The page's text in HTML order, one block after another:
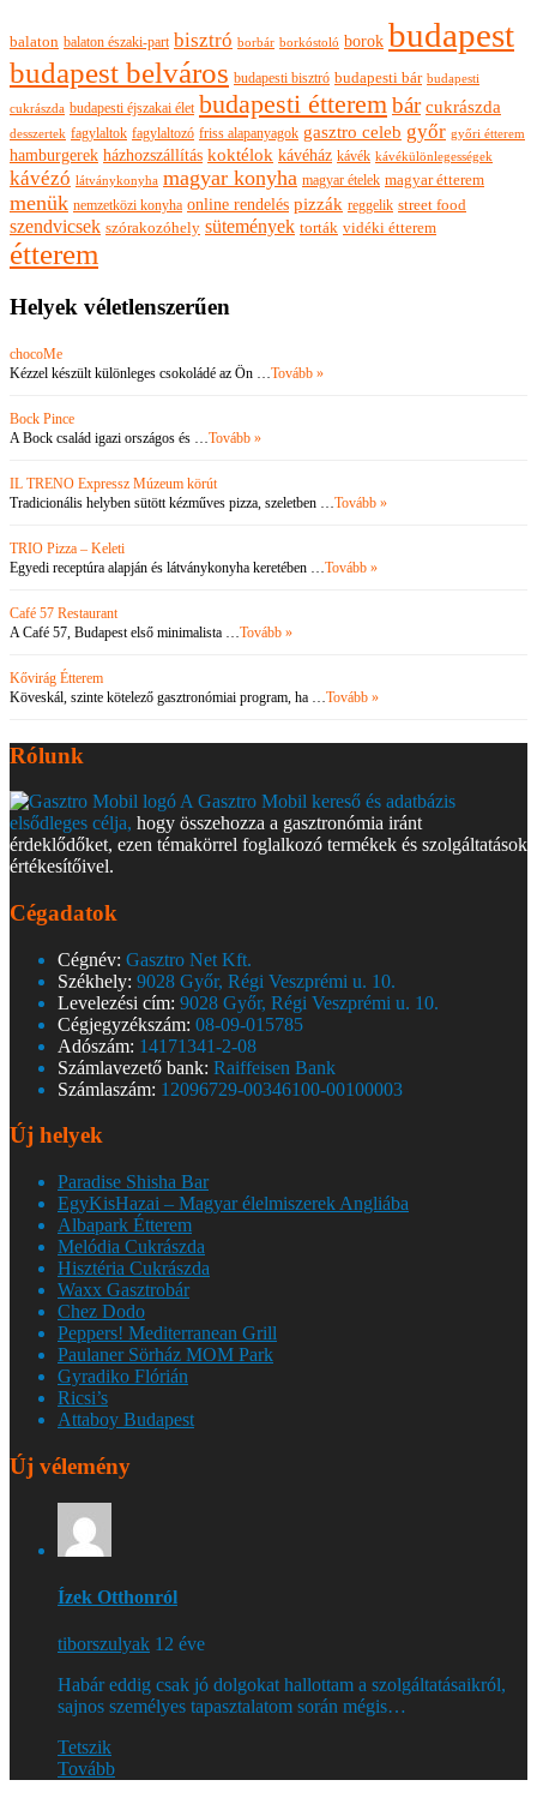
balaton balaton északi-part bisztró borbár borkóstoló borok budapest
budapest belváros budapesti bisztró budapesti bár budapesti
cukrászda budapesti éjszakai élet budapesti étterembár cukrászda
desszertek fagylaltok fagylaltozó friss alapanyagok gasztro celeb győr győri étterem
hamburgerek házhozszállítás koktélok kávéház kávék kávékülönlegességek
kávézó látványkonyha magyar konyha magyar ételek magyar étterem
menük nemzetközi konyha online rendelés pizzák reggelik street food
szendvicsek szórakozóhely sütemények torták vidéki étterem
étterem
Helyek véletlenszerűen
chocoMe
Kézzel készült különleges csokoládé az Ön …Tovább »
Bock Pince
A Bock család igazi országos és …Tovább »
IL TRENO Expressz Múzeum körút
Tradicionális helyben sütött kézműves pizza, szeletben …Tovább »
TRIO Pizza – Keleti
Egyedi receptúra alapján és látványkonyha keretében …Tovább »
Café 57 Restaurant
A Café 57, Budapest első minimalista …Tovább »
Kővirág Étterem
Köveskál, szinte kötelező gasztronómiai program, ha …Tovább »
Rólunk
A Gasztro Mobil kereső és adatbázis
elsődleges célja, hogy összehozza a gasztronómia iránt
érdeklődőket, ezen témakörrel foglalkozó termékek és szolgáltatások
értékesítőivel.
Cégadatok
Cégnév: Gasztro Net Kft.
Székhely: 9028 Győr, Régi Veszprémi u. 10.
Levelezési cím: 9028 Győr, Régi Veszprémi u. 10.
Cégjegyzékszám: 08-09-015785
Adószám: 14171341-2-08
Számlavezető bank: Raiffeisen Bank
Számlaszám: 12096729-00346100-00100003
Új helyek
Paradise Shisha Bar
EgyKisHazai – Magyar élelmiszerek Angliába
Albapark Étterem
Melódia Cukrászda
Hisztéria Cukrászda
Waxx Gasztrobár
Chez Dodo
Peppers! Mediterranean Grill
Paulaner Sörház MOM Park
Gyradiko Flórián
Ricsi’s
Attaboy Budapest
Új vélemény
Ízek Otthonról
tiborszulyak 12 éve
Habár eddig csak jó dolgokat hallottam a szolgáltatásaikról,
sajnos személyes tapasztalatom során mégis…
Tetszik
Tovább